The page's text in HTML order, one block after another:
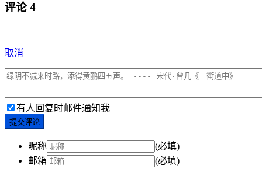
评论 4
取消
有人回复时邮件通知我
提交评论
昵称
(必填)
邮箱
(必填)